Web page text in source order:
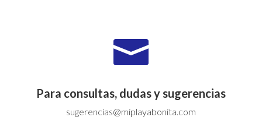

Para consultas, dudas y sugerencias
sugerencias@miplayabonita.com